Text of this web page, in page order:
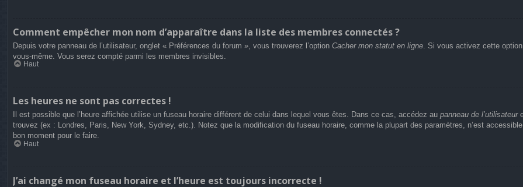
Comment empêcher mon nom d’apparaître dans la liste des membres connectés ?
Depuis votre panneau de l’utilisateur, onglet « Préférences du forum », vous trouverez l’option Cacher mon statut en ligne . Si vous activez cette
vous-même. Vous serez compté parmi les membres invisibles.
Haut
Les heures ne sont pas correctes !
Il est possible que l’heure affichée utilise un fuseau horaire différent de celui dans lequel vous êtes. Dans ce cas, accédez au panneau de l’utilisateur
trouvez (ex : Londres, Paris, New York, Sydney, etc.). Notez que la modification du fuseau horaire, comme la plupart des paramètres, n’est
bon moment pour le faire.
Haut
J’ai changé mon fuseau horaire et l’heure est toujours incorrecte !